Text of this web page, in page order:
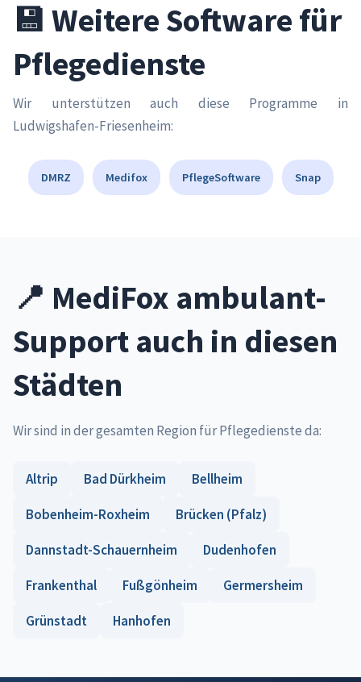
💾 Weitere Software für
Pflegedienste
Wir unterstützen auch diese Programme in
Ludwigshafen-Friesenheim:
DMRZ Medifox PflegeSoftware Snap
📍 MediFox ambulant-
Support auch in diesen
Städten
Wir sind in der gesamten Region für Pflegedienste da:
Altrip Bad Dürkheim
Bellheim
Bobenheim-Roxheim
Brücken (Pfalz)
Dannstadt-Schauernheim
Dudenhofen
Frankenthal
Fußgönheim
Germersheim
Grünstadt
Hanhofen